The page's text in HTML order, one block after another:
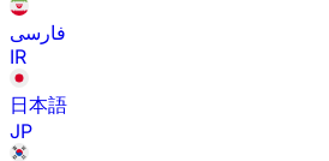
فارسی
IR
日本語
JP